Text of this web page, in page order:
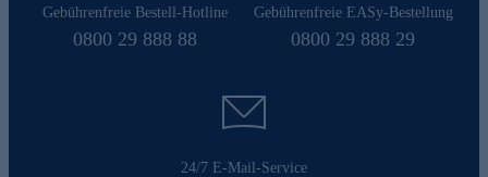
Gebührenfreie Bestell-Hotline
0800 29 888 88
Gebührenfreie EASy-Bestellung
0800 29 888 29
24/7 E-Mail-Service